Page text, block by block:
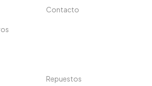
Contacto
Repuestos